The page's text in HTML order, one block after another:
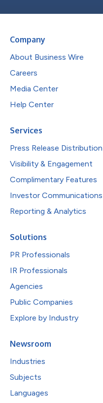
Company
About Business Wire
Careers
Media Center
Help Center
Services
Press Release Distribution
Visibility & Engagement
Complimentary Features
Investor Communications
Reporting & Analytics
Solutions
PR Professionals
IR Professionals
Agencies
Public Companies
Explore by Industry
Newsroom
Industries
Subjects
Languages